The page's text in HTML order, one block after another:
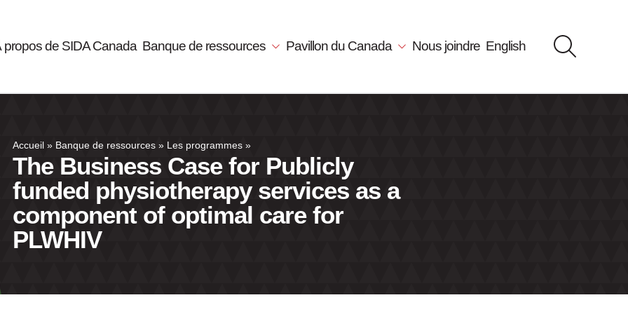
propos de SIDA Canada Banque de ressources Pavillon du Canada Nous joindre English
Accueil » Banque de ressources » Les programmes »
The Business Case for Publicly
funded physiotherapy services as a
component of optimal care for
PLWHIV